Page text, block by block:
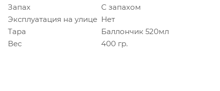
Запах
С запахом
Эксплуатация на улице Нет
Тара
Баллончик 520мл
Вес
400 гр.